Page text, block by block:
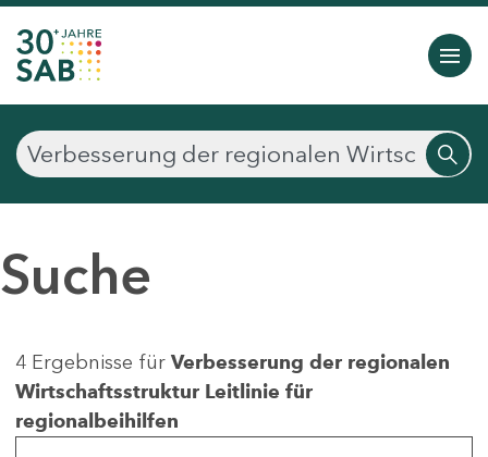
Suche
4 Ergebnisse für Verbesserung der regionalen
Wirtschaftsstruktur Leitlinie für
regionalbeihilfen